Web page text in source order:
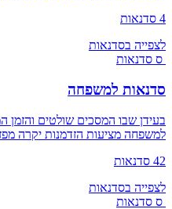
4 סדנאות
לצפייה בסדנאות
ס סדנאות
סדנאות למשפחה
בעידן שבו המסכים שולטים והזמן
למשפחה מציעות הזדמנות יקרה
42 סדנאות
לצפייה בסדנאות
ס סדנאות